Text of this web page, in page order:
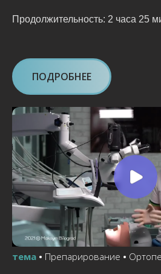
Продолжительность: 2 часа 25
ПОДРОБНЕЕ
тема • Препарирование •